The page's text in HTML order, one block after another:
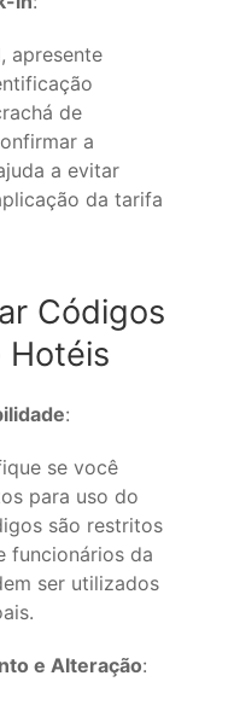
apresente
de
a
a evitar
da tarifa
Códigos
Hotéis
:
se você
para uso do
são restritos
funcionários da
ser utilizados
e Alteração: